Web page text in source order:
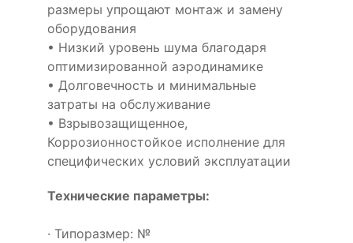
размеры упрощают монтаж и замену
оборудования
• Низкий уровень шума благодаря
оптимизированной аэродинамике
• Долговечность и минимальные
затраты на обслуживание
• Взрывозащищенное,
Коррозионностойкое исполнение для
специфических условий эксплуатации
Технические параметры:
· Типоразмер: №